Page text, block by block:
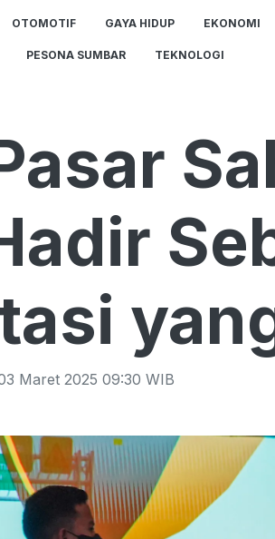
OTOMOTIF GAYA HIDUP EKONOMI
PESONA SUMBAR TEKNOLOGI
Maret 2025 09:30 WIB